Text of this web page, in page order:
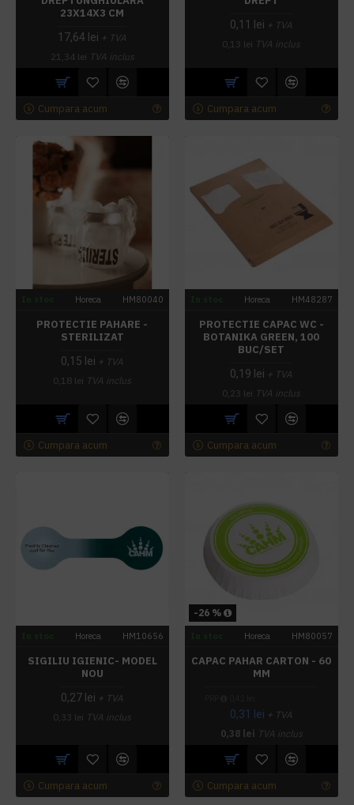
23X14X3 CM
17,64 lei + TVA
21,34 lei TVA inclus
Cumpara acum
0,11 lei + TVA
0,13 lei TVA inclus
Cumpara acum
Horeca HM80040
PROTECTIE PAHARE -
STERILIZAT
0,15 lei + TVA
0,18 lei TVA inclus
Cumpara acum
Horeca HM48287
PROTECTIE CAPAC WC -
BOTANIKA GREEN, 100
BUC/SET
0,19 lei + TVA
0,23 lei TVA inclus
Cumpara acum
Horeca HM10656
SIGILIU IGIENIC- MODEL
NOU
0,27 lei + TVA
0,33 lei TVA inclus
Cumpara acum
-26 %
Horeca HM80057
CAPAC PAHAR CARTON - 60
MM
0,31 lei + TVA
0,38 lei TVA inclus
Cumpara acum